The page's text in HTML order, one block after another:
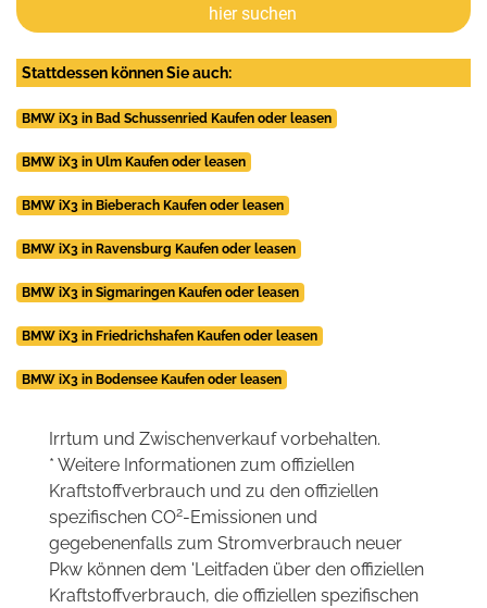
hier suchen
Stattdessen können Sie auch:
BMW iX3 in Bad Schussenried Kaufen oder leasen
BMW iX3 in Ulm Kaufen oder leasen
BMW iX3 in Bieberach Kaufen oder leasen
BMW iX3 in Ravensburg Kaufen oder leasen
BMW iX3 in Sigmaringen Kaufen oder leasen
BMW iX3 in Friedrichshafen Kaufen oder leasen
BMW iX3 in Bodensee Kaufen oder leasen
Irrtum und Zwischenverkauf vorbehalten.
* Weitere Informationen zum offiziellen
Kraftstoffverbrauch und zu den offiziellen
spezifischen CO2-Emissionen und
gegebenenfalls zum Stromverbrauch neuer
Pkw können dem 'Leitfaden über den offiziellen
Kraftstoffverbrauch, die offiziellen spezifischen